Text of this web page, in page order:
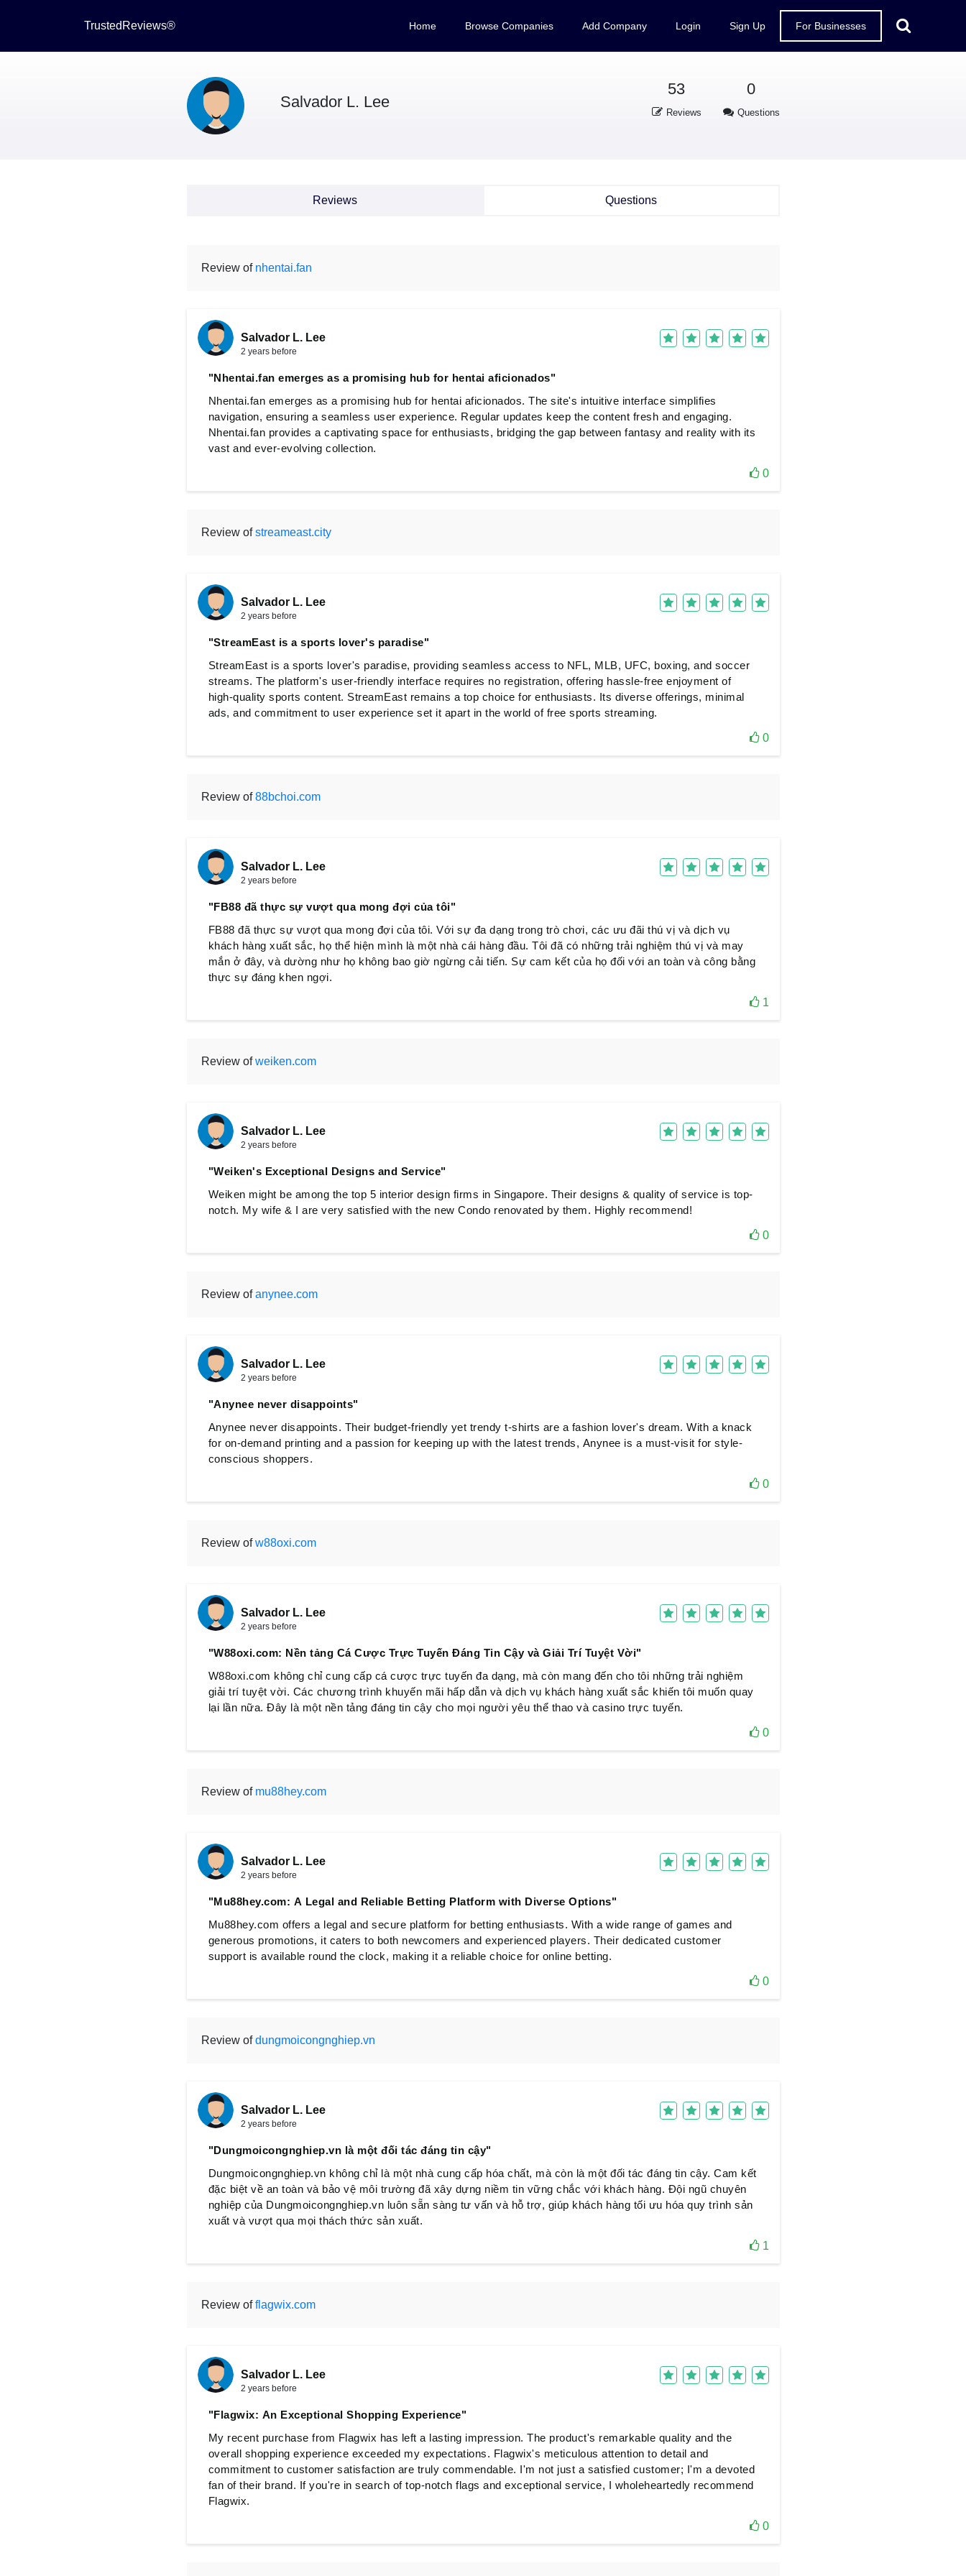
TrustedReviews® Home Browse Companies Add Company Login Sign Up For Businesses
Salvador L. Lee
53
Reviews
0
Questions
Reviews Questions
Review of nhentai.fan
Salvador L. Lee
2 years before
"Nhentai.fan emerges as a promising hub for hentai aficionados"
Nhentai.fan emerges as a promising hub for hentai aficionados. The site's intuitive interface simplifies
navigation, ensuring a seamless user experience. Regular updates keep the content fresh and engaging.
Nhentai.fan provides a captivating space for enthusiasts, bridging the gap between fantasy and reality with its
vast and ever-evolving collection.
0
Review ofstreameast.city
Salvador L. Lee
2 years before
"StreamEast is a sports lover's paradise"
StreamEast is a sports lover's paradise, providing seamless access to NFL, MLB, UFC, boxing, and soccer
streams. The platform's user-friendly interface requires no registration, offering hassle-free enjoyment of
high-quality sports content. StreamEast remains a top choice for enthusiasts. Its diverse offerings, minimal
ads, and commitment to user experience set it apart in the world of free sports streaming.
0
Review of88bchoi.com
Salvador L. Lee
2 years before
"FB88 đã thực sự vượt qua mong đợi của tôi"
FB88 đã thực sự vượt qua mong đợi của tôi. Với sự đa dạng trong trò chơi, các ưu đãi thú vị và dịch vụ
khách hàng xuất sắc, họ thể hiện mình là một nhà cái hàng đầu. Tôi đã có những trải nghiệm thú vị và may
mắn ở đây, và dường như họ không bao giờ ngừng cải tiến. Sự cam kết của họ đối với an toàn và công bằng
thực sự đáng khen ngợi.
1
Review ofweiken.com
Salvador L. Lee
2 years before
"Weiken's Exceptional Designs and Service"
Weiken might be among the top 5 interior design firms in Singapore. Their designs & quality of service is top-
notch. My wife & I are very satisfied with the new Condo renovated by them. Highly recommend!
0
Review ofanynee.com
Salvador L. Lee
2 years before
"Anynee never disappoints"
Anynee never disappoints. Their budget-friendly yet trendy t-shirts are a fashion lover's dream. With a knack
for on-demand printing and a passion for keeping up with the latest trends, Anynee is a must-visit for style-
conscious shoppers.
0
Review ofw88oxi.com
Salvador L. Lee
2 years before
"W88oxi.com: Nền tảng Cá Cược Trực Tuyến Đáng Tin Cậy và Giải Trí Tuyệt Vời"
W88oxi.com không chỉ cung cấp cá cược trực tuyến đa dạng, mà còn mang đến cho tôi những trải nghiệm
giải trí tuyệt vời. Các chương trình khuyến mãi hấp dẫn và dịch vụ khách hàng xuất sắc khiến tôi muốn quay
lại lần nữa. Đây là một nền tảng đáng tin cậy cho mọi người yêu thể thao và casino trực tuyến.
0
Review of mu88hey.com
Salvador L. Lee
2 years before
"Mu88hey.com: A Legal and Reliable Betting Platform with Diverse Options"
Mu88hey.com offers a legal and secure platform for betting enthusiasts. With a wide range of games and
generous promotions, it caters to both newcomers and experienced players. Their dedicated customer
support is available round the clock, making it a reliable choice for online betting.
0
Review ofdungmoicongnghiep.vn
Salvador L. Lee
2 years before
"Dungmoicongnghiep.vn là một đối tác đáng tin cậy"
Dungmoicongnghiep.vn không chỉ là một nhà cung cấp hóa chất, mà còn là một đối tác đáng tin cậy. Cam kết
đặc biệt về an toàn và bảo vệ môi trường đã xây dựng niềm tin vững chắc với khách hàng. Đội ngũ chuyên
nghiệp của Dungmoicongnghiep.vn luôn sẵn sàng tư vấn và hỗ trợ, giúp khách hàng tối ưu hóa quy trình sản
xuất và vượt qua mọi thách thức sản xuất.
1
Review offlagwix.com
Salvador L. Lee
2 years before
"Flagwix: An Exceptional Shopping Experience"
My recent purchase from Flagwix has left a lasting impression. The product's remarkable quality and the
overall shopping experience exceeded my expectations. Flagwix's meticulous attention to detail and
commitment to customer satisfaction are truly commendable. I'm not just a satisfied customer; I'm a devoted
fan of their brand. If you're in search of top-notch flags and exceptional service, I wholeheartedly recommend
Flagwix.
0